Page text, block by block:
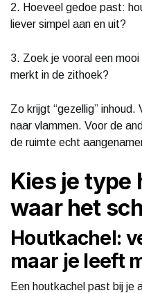
2. Hoeveel gedoe past:
liever simpel aan en uit?
3. Zoek je vooral een
merkt in de zithoek?
Zo krijgt “gezellig”
naar vlammen. Voor de
de ruimte echt
Kies je type
waar het
Houtkachel:
maar je leeft
Een houtkachel past bij je